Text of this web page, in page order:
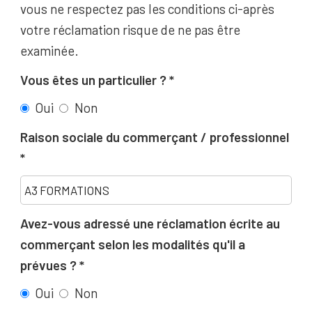
vous ne respectez pas les conditions ci-après
votre réclamation risque de ne pas être
examinée.
Vous êtes un particulier ?
Oui
Non
Raison sociale du commerçant / professionnel
Avez-vous adressé une réclamation écrite au
commerçant selon les modalités qu'il a
prévues ?
Oui
Non